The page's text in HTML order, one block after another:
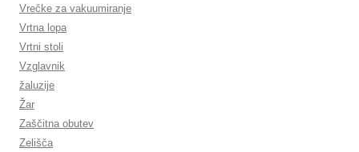
Vrečke za vakuumiranje
Vrtna lopa
Vrtni stoli
Vzglavnik
žaluzije
Žar
Zaščitna obutev
Zelišča